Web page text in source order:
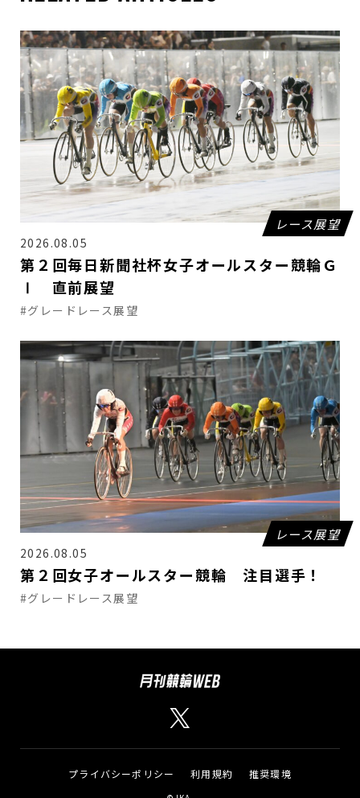
レース展望
2026.08.05
第２回毎日新聞社杯女子オールスター競輪Ｇ
Ⅰ 直前展望
#グレードレース展望
レース展望
2026.08.05
第２回女子オールスター競輪 注目選手！
#グレードレース展望
プライバシーポリシー 利用規約 推奨環境